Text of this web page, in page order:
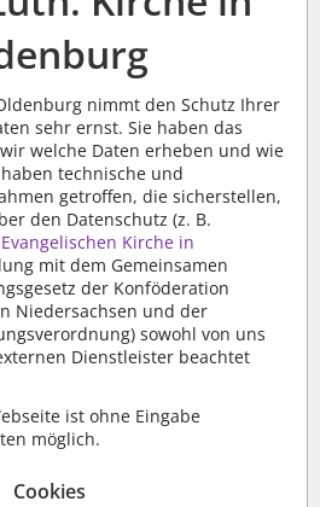
nimmt den Schutz Ihrer
sehr ernst. Sie haben das
welche Daten erheben und wie
technische und
getroffen, die sicherstellen,
den Datenschutz (z. B.
Kirche in
mit dem Gemeinsamen
der Konföderation
Niedersachsen und der
) sowohl von uns
Dienstleister beachtet
ist ohne Eingabe
möglich.
Cookies